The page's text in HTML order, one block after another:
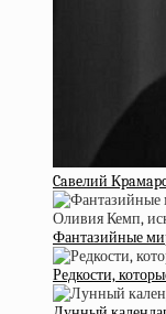
Caвeлий
Фантазийные
Редкости,